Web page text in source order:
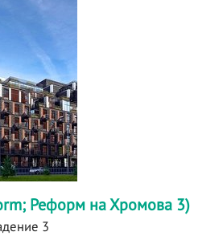
Реформ на Хромова 3)
3